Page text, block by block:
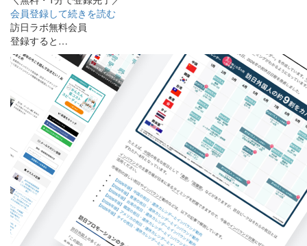
会員登録して続きを読む
訪日ラボ無料会員
登録すると…